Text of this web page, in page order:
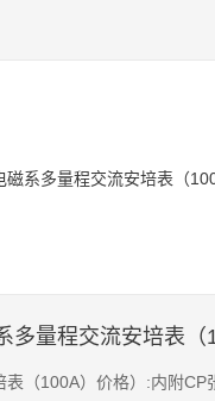
多量程交流安培表（
表（100A）价格）:内附CP